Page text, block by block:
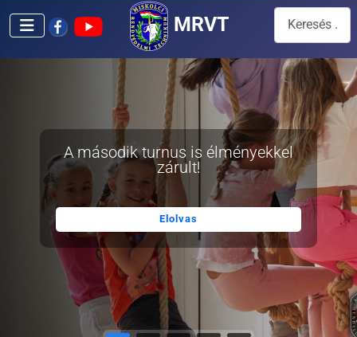
MRVT Keresés...
A második turnus is élményekkel
zárult!
Elolvas